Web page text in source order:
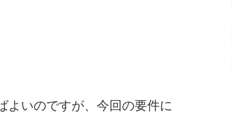
よいのですが、今回の要件に